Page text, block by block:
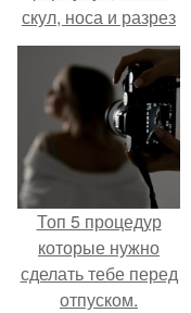
скул, носа и разрез
глаз.
Топ 5 процедур
которые нужно
сделать тебе перед
отпуском.